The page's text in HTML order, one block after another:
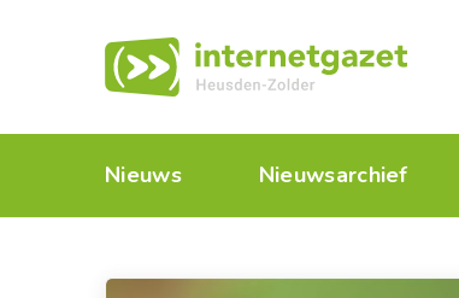
Nieuws Nieuwsarchief